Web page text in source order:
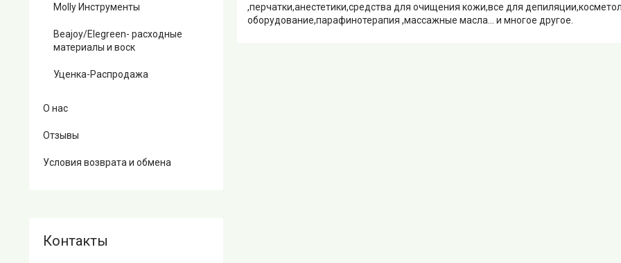
,перчатки,анестетики,средства для очищения кожи,все для
оборудование,парафинотерапия ,массажные масла... и многое другое.
Molly Инструменты
Beajoy/Elegreen- расходные
материалы и воск
Уценка-Распродажа
О нас
Отзывы
Условия возврата и обмена